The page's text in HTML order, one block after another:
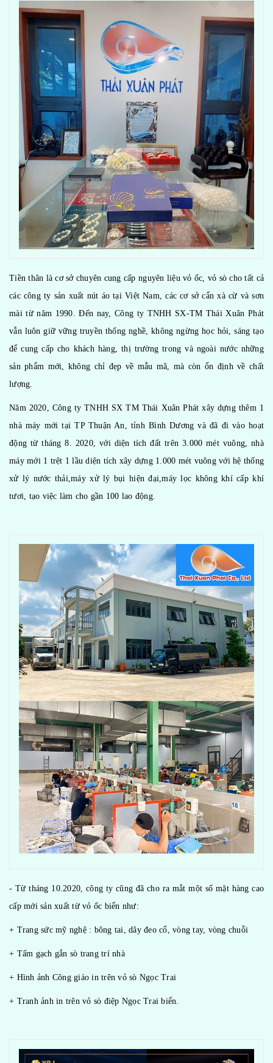
Tiền thân là cơ sở chuyên cung cấp nguyên liệu vỏ ốc, vỏ sò cho tất cả
các công ty sản xuất nút áo tại Việt Nam, các cơ sở cẩn xà cừ và sơn
mài từ năm 1990. Đến nay, Công ty TNHH SX-TM Thái Xuân Phát
vẫn luôn giữ vững truyền thống nghề, không ngừng học hỏi, sáng tạo
để cung cấp cho khách hàng, thị trường trong và ngoài nước những
sản phẩm mới, không chỉ đẹp về mẫu mã, mà còn ổn định về chất
lượng.
Năm 2020, Công ty TNHH SX TM Thái Xuân Phát xây dựng thêm 1
nhà máy mới tại TP Thuận An, tỉnh Bình Dương và đã đi vào hoạt
động từ tháng 8. 2020, với diện tích đất trên 3.000 mét vuông, nhà
máy mới 1 trệt 1 lầu diện tích xây dựng 1.000 mét vuông với hệ thống
xử lý nước thải,máy xử lý bụi hiện đại,máy lọc không khí cấp khí
tươi, tạo việc làm cho gần 100 lao động.
- Từ tháng 10.2020, công ty cũng đã cho ra mắt một số mặt hàng cao
cấp mới sản xuất từ vỏ ốc biển như:
+ Trang sức mỹ nghệ : bông tai, dây đeo cổ, vòng tay, vòng chuỗi
+ Tấm gạch gắn sò trang trí nhà
+ Hình ảnh Công giáo in trên vỏ sò Ngọc Trai
+ Tranh ảnh in trên vỏ sò điệp Ngọc Trai biển.